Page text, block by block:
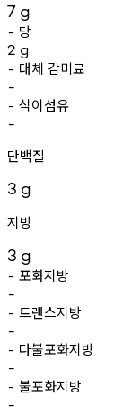
7 g
- 당
2 g
- 대체 감미료
-
- 식이섬유
-
단백질
3 g
지방
3 g
- 포화지방
-
- 트랜스지방
-
- 다불포화지방
-
- 불포화지방
-